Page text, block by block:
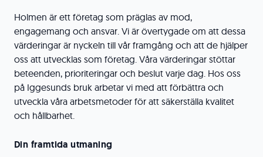
Holmen är ett företag som präglas av mod,
engagemang och ansvar. Vi är övertygade om att dessa
värderingar är nyckeln till vår framgång och att de hjälper
oss att utvecklas som företag. Våra värderingar stöttar
beteenden, prioriteringar och beslut varje dag. Hos oss
på Iggesunds bruk arbetar vi med att förbättra och
utveckla våra arbetsmetoder för att säkerställa kvalitet
och hållbarhet.
Din framtida utmaning